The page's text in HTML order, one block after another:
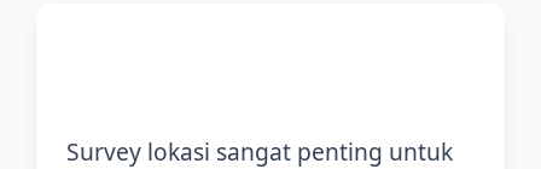
Survey lokasi sangat penting untuk